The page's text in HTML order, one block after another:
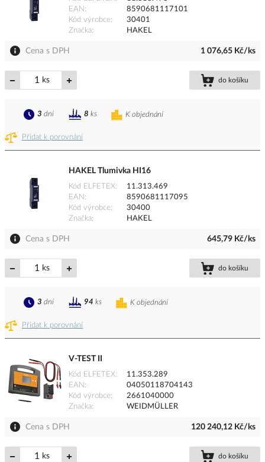
EAN
8590681117101
Kód výrobce
30401
Značka
HAKEL
Cena s DPH 1 076,65 Kč/ks
ks do košíku
Přidat k porovnání
K objednání
3 dní 8 ks
HAKEL Tlumivka HI16
Kód ELFETEX
11.313.469
EAN
8590681117095
Kód výrobce
30400
Značka
HAKEL
Cena s DPH 645,79 Kč/ks
ks do košíku
Přidat k porovnání
K objednání
3 dní 94 ks
V-TEST II
Kód ELFETEX
11.353.289
EAN
04050118704143
Kód výrobce
2661040000
Značka
WEIDMÜLLER
Cena s DPH 120 240,12 Kč/ks
ks do košíku